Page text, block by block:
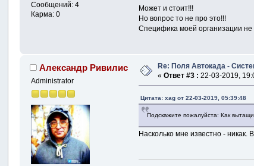
Сообщений: 4
Карма: 0
Может и стоит!!!
Но вопрос то не про это!!!
Специфика моей организации не
Александр Ривилис
Administrator
Re: Поля Автокада -
«Ответ #3 : 22-03-2019,
Цитата: xag от 22-03-2019, 05:39:48
Подскажите пожалуйста: Как
Насколько мне известно - никак.